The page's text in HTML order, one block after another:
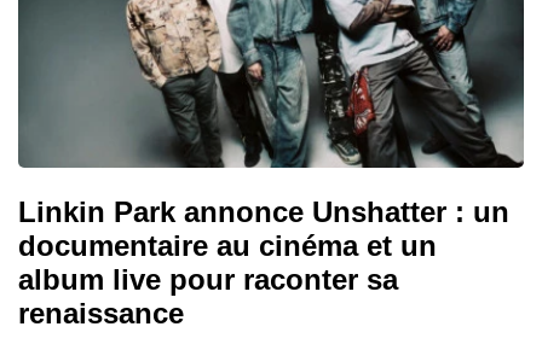
Linkin Park annonce Unshatter : un
documentaire au cinéma et un
album live pour raconter sa
renaissance